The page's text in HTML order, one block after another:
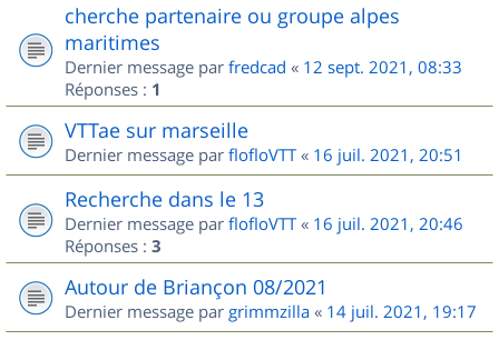
cherche partenaire ou groupe alpes
maritimes
Dernier message par fredcad « 12 sept. 2021, 08:33
Réponses : 1
VTTae sur marseille
Dernier message par flofloVTT« 16 juil. 2021, 20:51
Recherche dans le 13
Dernier message par flofloVTT« 16 juil. 2021, 20:46
Réponses : 3
Autour de Briançon 08/2021
Dernier message par grimmzilla « 14 juil. 2021, 19:17